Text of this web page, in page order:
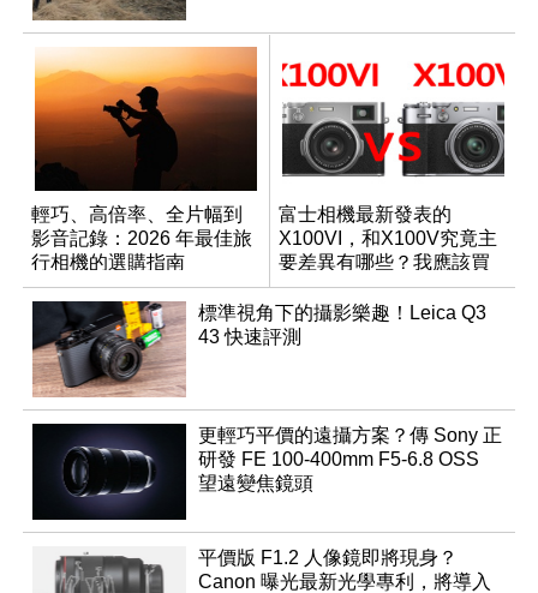
輕巧、高倍率、全片幅到
影音記錄：2026 年最佳旅
行相機的選購指南
富士相機最新發表的
X100VI，和X100V究竟主
要差異有哪些？我應該買
哪一台？
標準視角下的攝影樂趣！Leica Q3
43 快速評測
更輕巧平價的遠攝方案？傳 Sony 正
研發 FE 100-400mm F5-6.8 OSS
望遠變焦鏡頭
平價版 F1.2 人像鏡即將現身？
Canon 曝光最新光學專利，將導入